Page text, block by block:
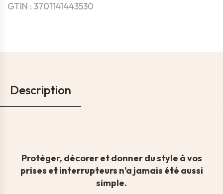
GTIN : 3701141443530
Description
Protéger, décorer et donner du style à vos
prises et interrupteurs n’a jamais été aussi
simple.